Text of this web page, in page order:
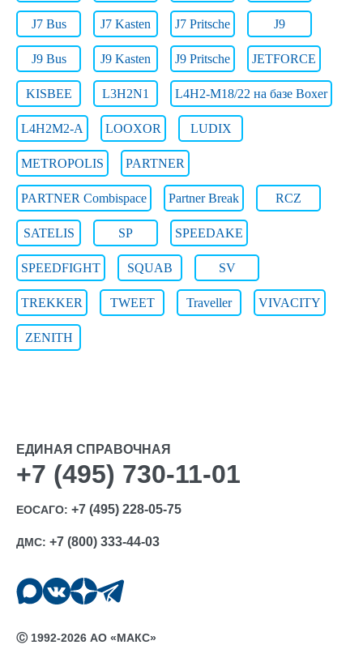
J7 Bus J7 Kasten J7 Pritsche J9
J9 Bus J9 Kasten J9 Pritsche JETFORCE
KISBEE L3H2N1 L4H2-M18/22 на базе Boxer
L4H2M2-A LOOXOR LUDIX
METROPOLIS PARTNER
PARTNER Combispace Partner Break RCZ
SATELIS SP SPEEDAKE
SPEEDFIGHT SQUAB SV
TREKKER TWEET Traveller VIVACITY
ZENITH
ЕДИНАЯ СПРАВОЧНАЯ
+7 (495) 730-11-01
ЕОСАГО: +7 (495) 228-05-75
ДМС: +7 (800) 333-44-03
Ⓒ 1992-2026 АО «МАКС»